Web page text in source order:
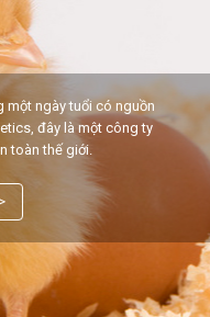
một ngày tuổi có nguồn
đây là một công ty
toàn thế giới.